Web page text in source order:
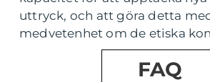
uttryck, och att göra detta
medvetenhet om de etiska
FAQ